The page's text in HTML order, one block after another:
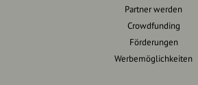
Partner werden
Crowdfunding
Förderungen
Werbemöglichkeiten